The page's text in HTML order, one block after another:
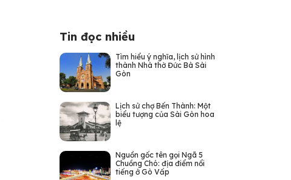
Tin đọc nhiều
Tìm hiểu ý nghĩa, lịch sử hình
thành Nhà thờ Đức Bà Sài
Gòn
Lịch sử chợ Bến Thành: Một
biểu tượng của Sài Gòn hoa
lệ
Nguồn gốc tên gọi Ngã 5
Chuồng Chó: địa điểm nổi
tiếng ở Gò Vấp